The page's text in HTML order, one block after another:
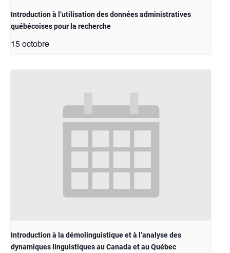
Introduction à l’utilisation des données administratives
québécoises pour la recherche
15 octobre
Introduction à la démolinguistique et à l’analyse des
dynamiques linguistiques au Canada et au Québec